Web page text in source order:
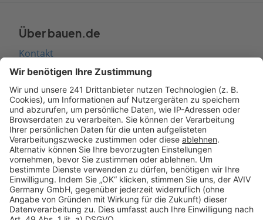
Über bauen.de
Kontakt
Seitenaufbau
Barrierefreiheit
Cookie Einstellungen
Rechtliches
AGB-Übersicht
Datenschutz
Impressum